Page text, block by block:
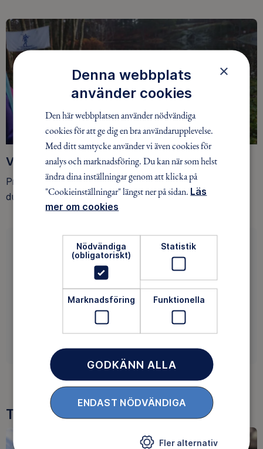
Vinnare Hultalunken 30 mars
Premiären för vårens Hultalunk genomfördes i lätt
duggregn. Vinnarna från dagen runda, hittar ni här.
Tidigare säsonger
Här hittar ni till resultat och information om tidigare
säsonger av Hultalunken.
Tre goda skäl att bli medlem
×
Denna webbplats
använder cookies
Den här webbplatsen använder nödvändiga
cookies för att ge dig en bra användarupplevelse.
Med ditt samtycke använder vi även cookies för
analys och marknadsföring. Du kan när som helst
ändra dina inställningar genom att klicka på
"Cookieinställningar" längst ner på sidan. Läs
mer om cookies
Nödvändiga
(obligatoriskt)
Statistik
Marknadsföring Funktionella
GODKÄNN ALLA
ENDAST NÖDVÄNDIGA
Fler alternativ